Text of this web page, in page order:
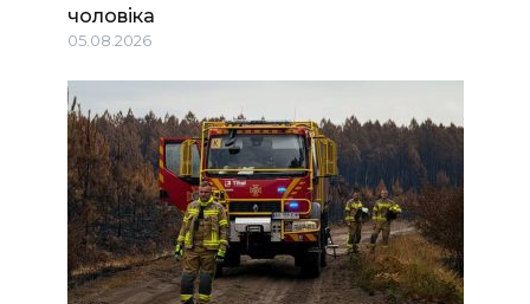
чоловіка
05.08.2026